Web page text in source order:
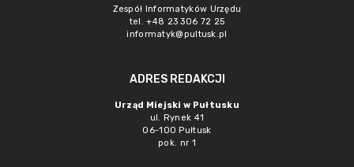
Zespół Informatyków Urzędu
tel. +48 23 306 72 25
informatyk@pultusk.pl
ADRES REDAKCJI
Urząd Miejski w Pułtusku
ul. Rynek 41
06-100 Pułtusk
pok. nr 1